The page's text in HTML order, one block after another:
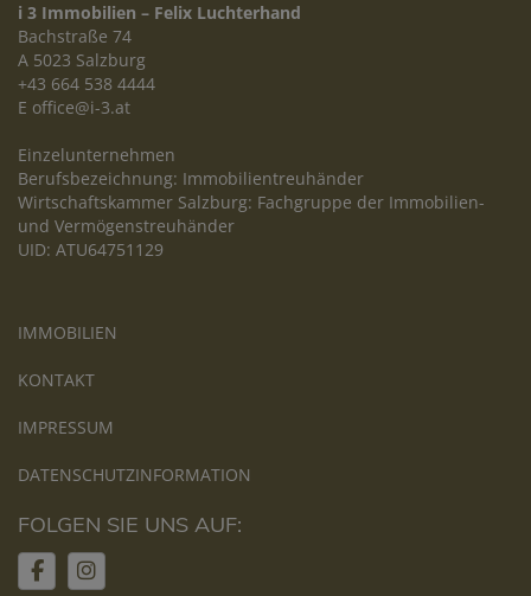
i 3 Immobilien – Felix Luchterhand
Bachstraße 74
A 5023 Salzburg
+43 664 538 4444
E office@i-3.at
Einzelunternehmen
Berufsbezeichnung: Immobilientreuhänder
Wirtschaftskammer Salzburg: Fachgruppe der Immobilien-
und Vermögenstreuhänder
UID: ATU64751129
IMMOBILIEN
KONTAKT
IMPRESSUM
DATENSCHUTZINFORMATION
FOLGEN SIE UNS AUF: